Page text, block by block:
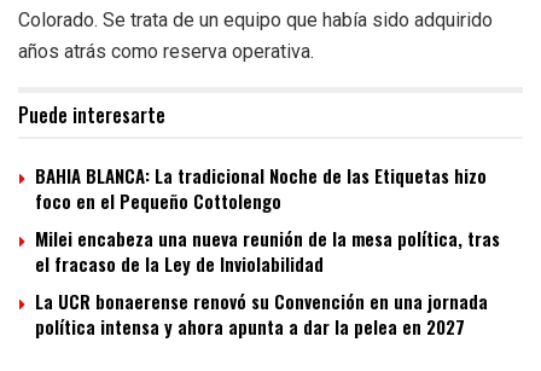
Colorado. Se trata de un equipo que había sido adquirido
años atrás como reserva operativa.
Puede interesarte
BAHIA BLANCA: La tradicional Noche de las Etiquetas hizo
foco en el Pequeño Cottolengo
Milei encabeza una nueva reunión de la mesa política, tras
el fracaso de la Ley de Inviolabilidad
La UCR bonaerense renovó su Convención en una jornada
política intensa y ahora apunta a dar la pelea en 2027